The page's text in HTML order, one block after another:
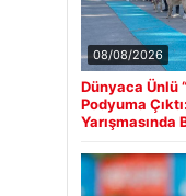
08/08/2026
Dünyaca Ünlü
Podyuma
Yarışmasında